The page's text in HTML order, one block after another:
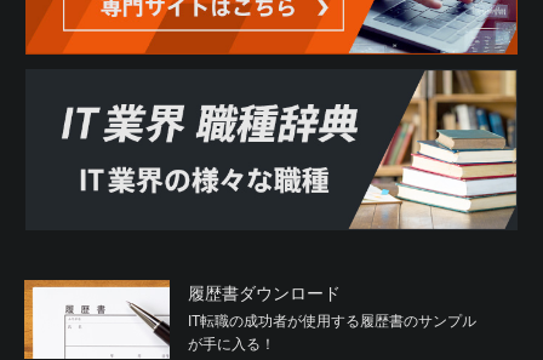
履歴書ダウンロード
IT転職の成功者が使用する履歴書のサンプル
が手に入る！